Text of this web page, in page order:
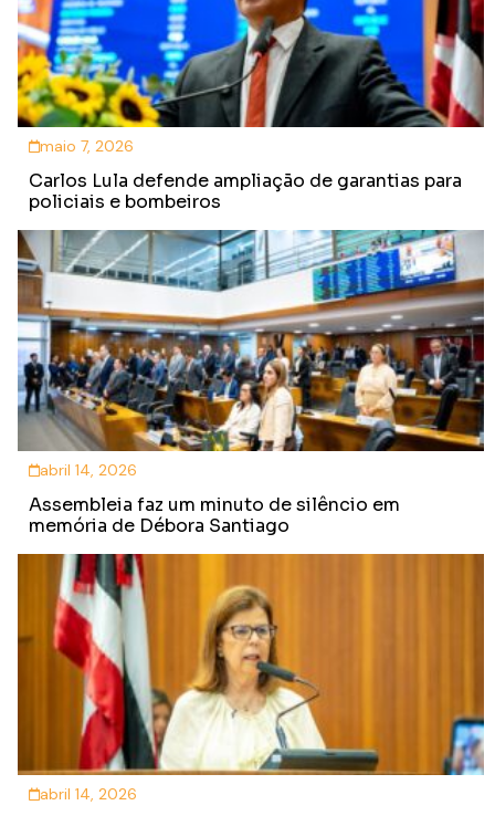
maio 7, 2026
Carlos Lula defende ampliação de garantias para
policiais e bombeiros
abril 14, 2026
Assembleia faz um minuto de silêncio em
memória de Débora Santiago
abril 14, 2026